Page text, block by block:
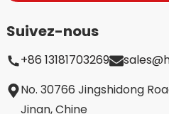
Suivez-nous
+86 13181703269
No. 30766 Jingshidong
Jinan, Chine